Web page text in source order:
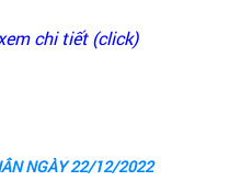
chi tiết (click)
NGÀY 22/12/2022